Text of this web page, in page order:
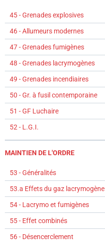
45 - Grenades explosives
46 - Allumeurs modernes
47 - Grenades fumigènes
48 - Grenades lacrymogènes
49 - Grenades incendiaires
50 - Gr. à fusil contemporaine
51 - GF Luchaire
52 - L.G.I.
MAINTIEN DE L'ORDRE
53 - Généralités
53.a Effets du gaz lacrymogène
54 - Lacrymo et fumigènes
55 - Effet combinés
56 - Désencerclement